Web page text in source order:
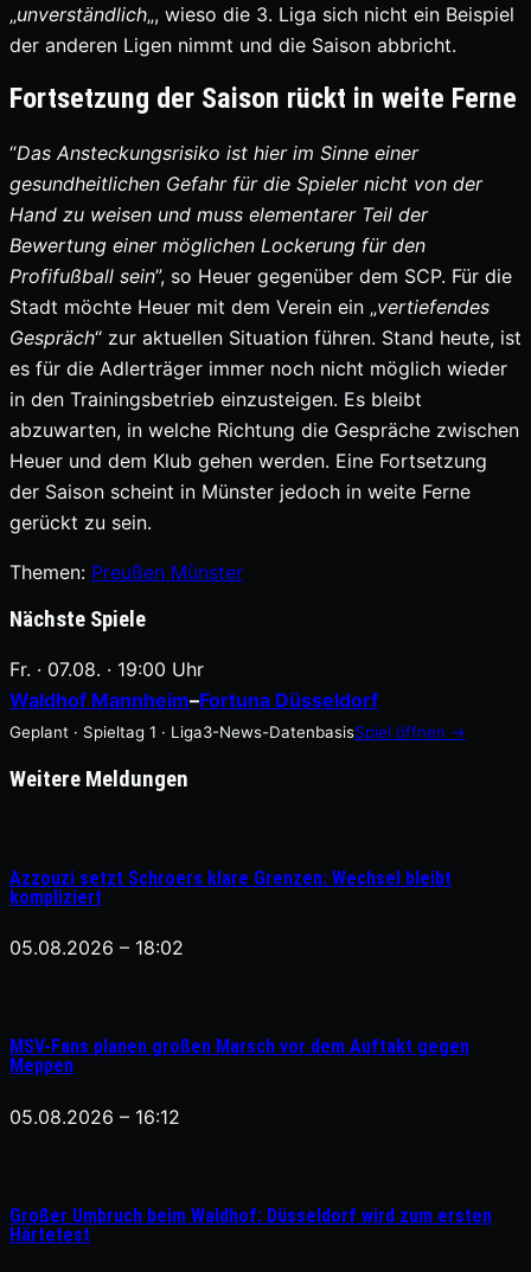
„unverständlich„, wieso die 3. Liga sich nicht ein Beispiel
der anderen Ligen nimmt und die Saison abbricht.
Fortsetzung der Saison rückt in weite Ferne
“Das Ansteckungsrisiko ist hier im Sinne einer
gesundheitlichen Gefahr für die Spieler nicht von der
Hand zu weisen und muss elementarer Teil der
Bewertung einer möglichen Lockerung für den
Profifußball sein”, so Heuer gegenüber dem SCP. Für die
Stadt möchte Heuer mit dem Verein ein „vertiefendes
Gespräch“ zur aktuellen Situation führen. Stand heute, ist
es für die Adlerträger immer noch nicht möglich wieder
in den Trainingsbetrieb einzusteigen. Es bleibt
abzuwarten, in welche Richtung die Gespräche zwischen
Heuer und dem Klub gehen werden. Eine Fortsetzung
der Saison scheint in Münster jedoch in weite Ferne
gerückt zu sein.
Themen: Preußen Münster
Nächste Spiele
Fr. · 07.08. · 19:00 Uhr
Waldhof Mannheim–Fortuna Düsseldorf
Geplant · Spieltag 1 · Liga3-News-DatenbasisSpiel öffnen →
Weitere Meldungen
Azzouzi setzt Schroers klare Grenzen: Wechsel bleibt
kompliziert
05.08.2026 – 18:02
MSV-Fans planen großen Marsch vor dem Auftakt gegen
Meppen
05.08.2026 – 16:12
Großer Umbruch beim Waldhof: Düsseldorf wird zum ersten
Härtetest